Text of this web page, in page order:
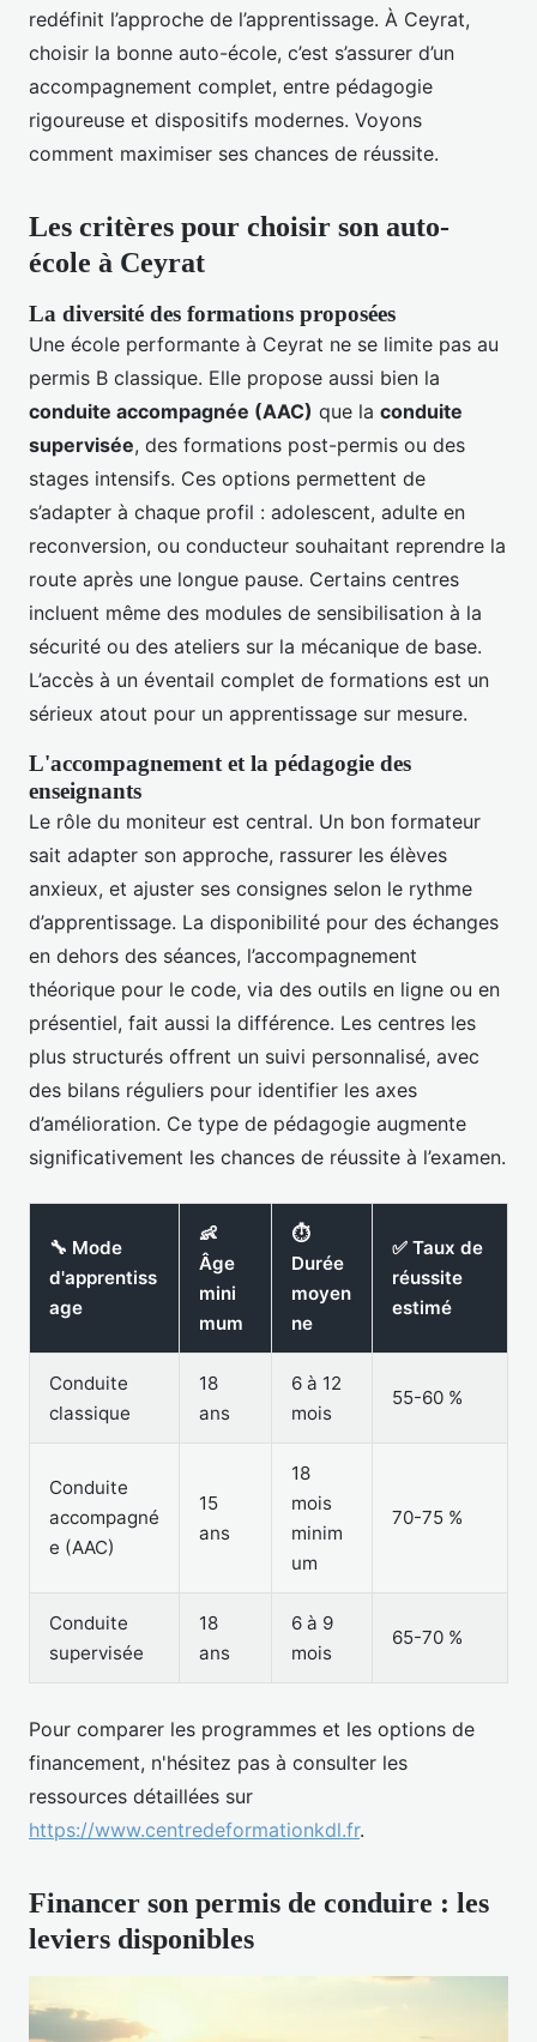
redéfinit l’approche de l’apprentissage. À Ceyrat,
choisir la bonne auto-école, c’est s’assurer d’un
accompagnement complet, entre pédagogie
rigoureuse et dispositifs modernes. Voyons
comment maximiser ses chances de réussite.
Les critères pour choisir son auto-
école à Ceyrat
La diversité des formations proposées
Une école performante à Ceyrat ne se limite pas au
permis B classique. Elle propose aussi bien la
conduite accompagnée (AAC) que la conduite
supervisée, des formations post-permis ou des
stages intensifs. Ces options permettent de
s’adapter à chaque profil : adolescent, adulte en
reconversion, ou conducteur souhaitant reprendre la
route après une longue pause. Certains centres
incluent même des modules de sensibilisation à la
sécurité ou des ateliers sur la mécanique de base.
L’accès à un éventail complet de formations est un
sérieux atout pour un apprentissage sur mesure.
L'accompagnement et la pédagogie des
enseignants
Le rôle du moniteur est central. Un bon formateur
sait adapter son approche, rassurer les élèves
anxieux, et ajuster ses consignes selon le rythme
d’apprentissage. La disponibilité pour des échanges
en dehors des séances, l’accompagnement
théorique pour le code, via des outils en ligne ou en
présentiel, fait aussi la différence. Les centres les
plus structurés offrent un suivi personnalisé, avec
des bilans réguliers pour identifier les axes
d’amélioration. Ce type de pédagogie augmente
significativement les chances de réussite à l’examen.
🔧 Mode
d'apprentiss
age
👶
Âge
mini
mum
⏱️
Durée
moyen
ne
✅ Taux de
réussite
estimé
Conduite
classique
18
ans
6 à 12
mois
55-60 %
Conduite
accompagné
e (AAC)
15
ans
18
mois
minim
um
70-75 %
Conduite
supervisée
18
ans
6 à 9
mois
65-70 %
Pour comparer les programmes et les options de
financement, n'hésitez pas à consulter les
ressources détaillées sur
https://www.centredeformationkdl.fr.
Financer son permis de conduire : les
leviers disponibles